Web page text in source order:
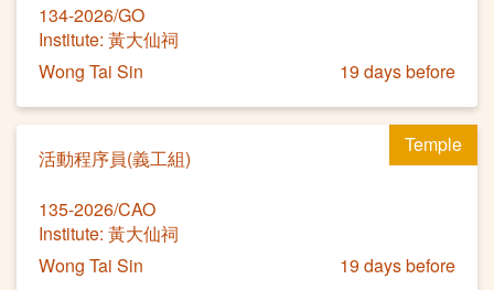
134-2026/GO
Institute: 黃大仙祠
Wong Tai Sin
19 days before
Temple
活動程序員(義工組)
135-2026/CAO
Institute: 黃大仙祠
Wong Tai Sin
19 days before